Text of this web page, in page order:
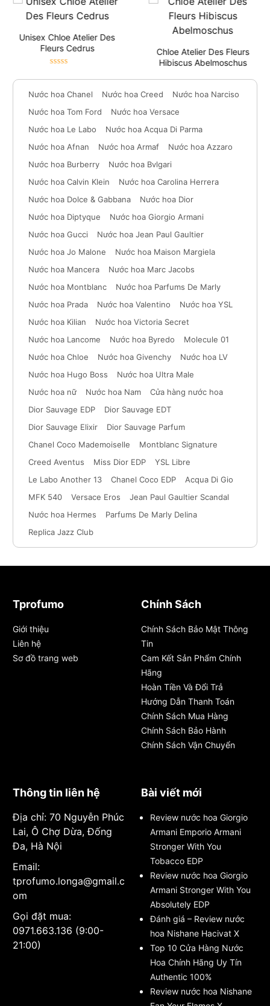
Unisex Chloe Atelier Des
Fleurs Cedrus
hạng5sao
7,500,000₫
6,500,000₫
Chloe Atelier Des Fleurs
Hibiscus Abelmoschus
hạng5sao
7,500,000
6,500,000₫
Nước hoa Chanel Nước hoa Creed
Nước hoa Narciso
Nước hoa Tom Ford
Nước hoa Versace
Nước hoa Le Labo
Nước hoa Acqua Di Parma
Nước hoa Afnan
Nước hoa Armaf
Nước hoa Azzaro
Nước hoa Burberry
Nước hoa Bvlgari
Nước hoa Calvin Klein
Nước hoa Carolina Herrera
Nước hoa Dolce & Gabbana
Nước hoa Dior
Nước hoa Diptyque
Nước hoa Giorgio Armani
Nước hoa Gucci
Nước hoa Jean Paul Gaultier
Nước hoa Jo Malone
Nước hoa Maison Margiela
Nước hoa Mancera
Nước hoa Marc Jacobs
Nước hoa Montblanc
Nước hoa Parfums De Marly
Nước hoa Prada
Nước hoa Valentino
Nước hoa YSL
Nước hoa Kilian
Nước hoa Victoria Secret
Nước hoa Lancome
Nước hoa Byredo
Molecule 01
Nước hoa Chloe
Nước hoa Givenchy
Nước hoa LV
Nước hoa Hugo Boss
Nước hoa Ultra Male
Nước hoa nữ
Nước hoa Nam
Cửa hàng nước hoa
Dior Sauvage EDP
Dior Sauvage EDT
Dior Sauvage Elixir
Dior Sauvage Parfum
Chanel Coco Mademoiselle
Montblanc Signature
Creed Aventus
Miss Dior EDP
YSL Libre
Le Labo Another 13
Chanel Coco EDP
Acqua Di Gio
MFK 540
Versace Eros
Jean Paul Gaultier Scandal
Nước hoa Hermes
Parfums De Marly Delina
Replica Jazz Club
Tprofumo
Giới thiệu
Liên hệ
Sơ đồ trang web
Chính Sách
Chính Sách Bảo Mật Thông
Tin
Cam Kết Sản Phẩm Chính
Hãng
Hoàn Tiền Và Đổi Trả
Hướng Dẫn Thanh Toán
Chính Sách Mua Hàng
Chính Sách Bảo Hành
Chính Sách Vận Chuyển
Thông tin liên hệ
Địa chỉ: 70 Nguyễn Phúc
Lai, Ô Chợ Dừa, Đống
Đa, Hà Nội
Email:
tprofumo.longa@gmail.c
om
Gọi đặt mua:
0971.663.136 (9:00-
21:00)
Bài viết mới
Review nước hoa Giorgio
Armani Emporio Armani
Stronger With You
Tobacco EDP
Review nước hoa Giorgio
Armani Stronger With You
Absolutely EDP
Đánh giá – Review nước
hoa Nishane Hacivat X
Top 10 Cửa Hàng Nước
Hoa Chính Hãng Uy Tín
Authentic 100%
Review nước hoa Nishane